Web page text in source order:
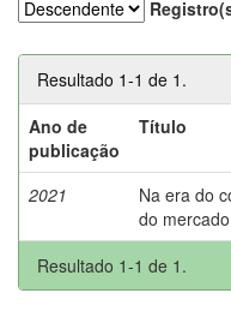
Resultado 1-1 de 1.
Ano de
publicação
Título
2021
Na era do
do
Resultado 1-1 de 1.